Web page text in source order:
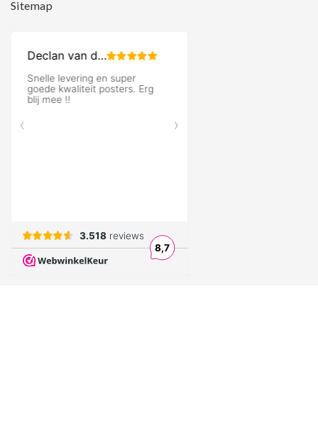
Sitemap